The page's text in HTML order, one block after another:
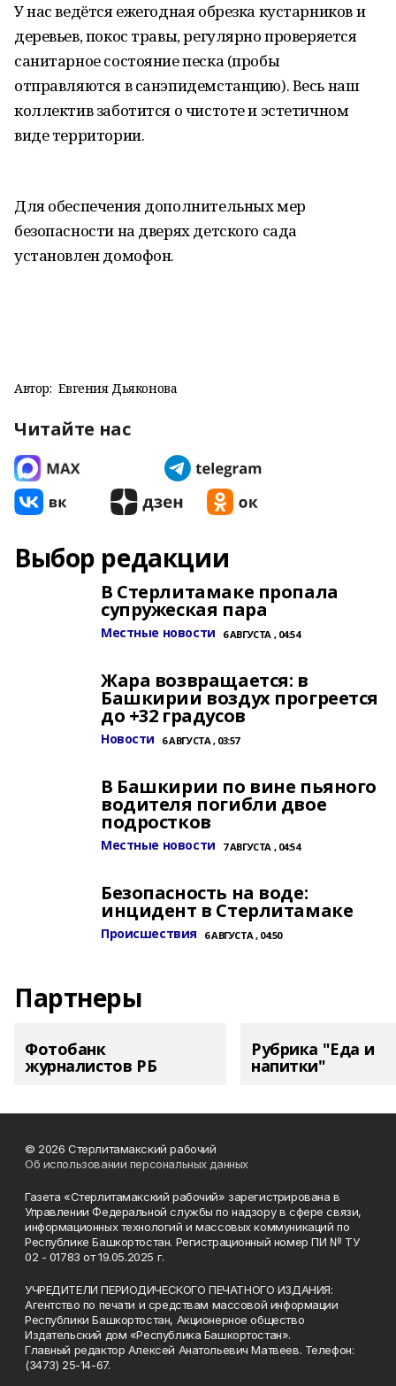
У нас ведётся ежегодная обрезка кустарников и
деревьев, покос травы, регулярно проверяется
санитарное состояние песка (пробы
отправляются в санэпидемстанцию). Весь наш
коллектив заботится о чистоте и эстетичном
виде территории.
Для обеспечения дополнительных мер
безопасности на дверях детского сада
установлен домофон.
Автор: Евгения Дьяконова
Читайте нас
Выбор редакции
В Стерлитамаке пропала
супружеская пара
Местные новости 6 АВГУСТА , 04:54
Жара возвращается: в
Башкирии воздух прогреется
до +32 градусов
Новости 6 АВГУСТА , 03:57
В Башкирии по вине пьяного
водителя погибли двое
подростков
Местные новости 7 АВГУСТА , 04:54
Безопасность на воде:
инцидент в Стерлитамаке
Происшествия 6 АВГУСТА , 04:50
Партнеры
Фотобанк
журналистов РБ
Рубрика "Еда и
напитки"
© 2026 Стерлитамакский рабочий
Об использовании персональных данных
Газета «Стерлитамакский рабочий» зарегистрирована в
Управлении Федеральной службы по надзору в сфере связи,
информационных технологий и массовых коммуникаций по
Республике Башкортостан. Регистрационный номер ПИ № ТУ
02 - 01783 от 19.05.2025 г.
УЧРЕДИТЕЛИ ПЕРИОДИЧЕСКОГО ПЕЧАТНОГО ИЗДАНИЯ:
Агентство по печати и средствам массовой информации
Республики Башкортостан, Акционерное общество
Издательский дом «Республика Башкортостан».
Главный редактор Алексей Анатольевич Матвеев. Телефон:
(3473) 25-14-67.